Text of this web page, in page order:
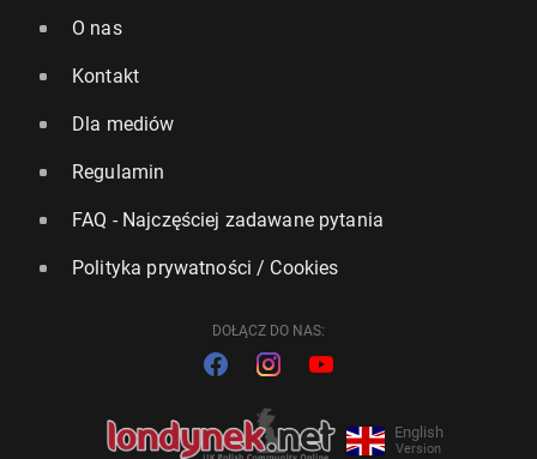
O nas
Kontakt
Dla mediów
Regulamin
FAQ - Najczęściej zadawane pytania
Polityka prywatności / Cookies
DOŁĄCZ DO NAS:
English
Version